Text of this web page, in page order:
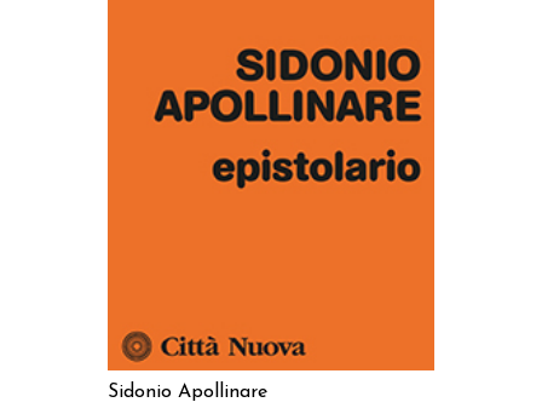
AGGIUNGI AL CARRELLO
Sidonio Apollinare